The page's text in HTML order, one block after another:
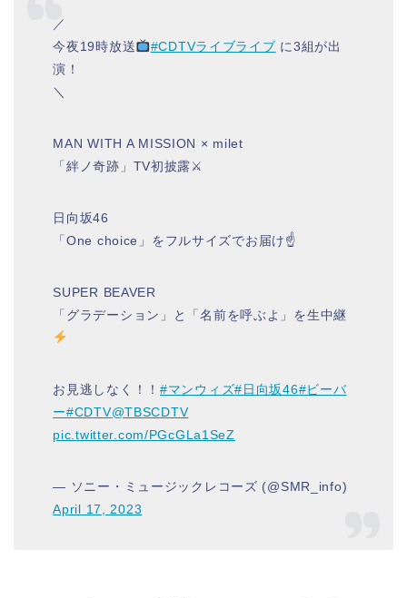
／
今夜19時放送
#CDTVライブライブ に3組が出
演！
＼
MAN WITH A MISSION × milet
「絆ノ奇跡」TV初披露⚔
日向坂46
「One choice」をフルサイズでお届け☝️
SUPER BEAVER
「グラデーション」と「名前を呼ぶよ」を生中継
お見逃しなく！！ #マンウィズ#日向坂46#ビーバ
ー#CDTV@TBSCDTV
pic.twitter.com/PGcGLa1SeZ
— ソニー・ミュージックレコーズ (@SMR_info)
April 17, 2023